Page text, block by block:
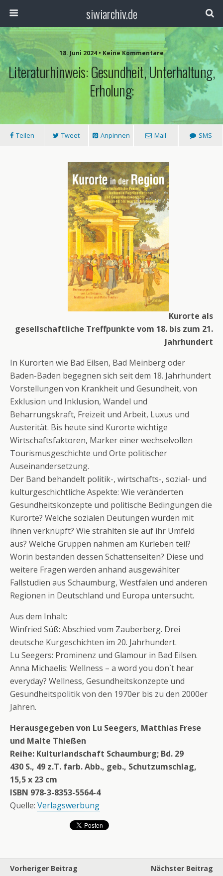
siwiarchiv.de
18. Juni 2024 • Keine Kommentare
Literaturhinweis: Gesundheit, Unterhaltung,
Erholung:
Teilen Tweet Anpinnen Mail SMS
Kurorte als
gesellschaftliche Treffpunkte vom 18. bis zum 21.
Jahrhundert
In Kurorten wie Bad Eilsen, Bad Meinberg oder
Baden-Baden begegnen sich seit dem 18. Jahrhundert
Vorstellungen von Krankheit und Gesundheit, von
Exklusion und Inklusion, Wandel und
Beharrungskraft, Freizeit und Arbeit, Luxus und
Austerität. Bis heute sind Kurorte wichtige
Wirtschaftsfaktoren, Marker einer wechselvollen
Tourismusgeschichte und Orte politischer
Auseinandersetzung.
Der Band behandelt politik-, wirtschafts-, sozial- und
kulturgeschichtliche Aspekte: Wie veränderten
Gesundheitskonzepte und politische Bedingungen die
Kurorte? Welche sozialen Deutungen wurden mit
ihnen verknüpft? Wie strahlten sie auf ihr Umfeld
aus? Welche Gruppen nahmen am Kurleben teil?
Worin bestanden dessen Schattenseiten? Diese und
weitere Fragen werden anhand ausgewählter
Fallstudien aus Schaumburg, Westfalen und anderen
Regionen in Deutschland und Europa untersucht.
Aus dem Inhalt:
Winfried Süß: Abschied vom Zauberberg. Drei
deutsche Kurgeschichten im 20. Jahrhundert.
Lu Seegers: Prominenz und Glamour in Bad Eilsen.
Anna Michaelis: Wellness – a word you don`t hear
everyday? Wellness, Gesundheitskonzepte und
Gesundheitspolitik von den 1970er bis zu den 2000er
Jahren.
Herausgegeben von Lu Seegers, Matthias Frese
und Malte Thießen
Reihe: Kulturlandschaft Schaumburg; Bd. 29
430 S., 49 z.T. farb. Abb., geb., Schutzumschlag,
15,5 x 23 cm
ISBN 978-3-8353-5564-4
Quelle: Verlagswerbung
Vorheriger Beitrag
Nächster Beitrag